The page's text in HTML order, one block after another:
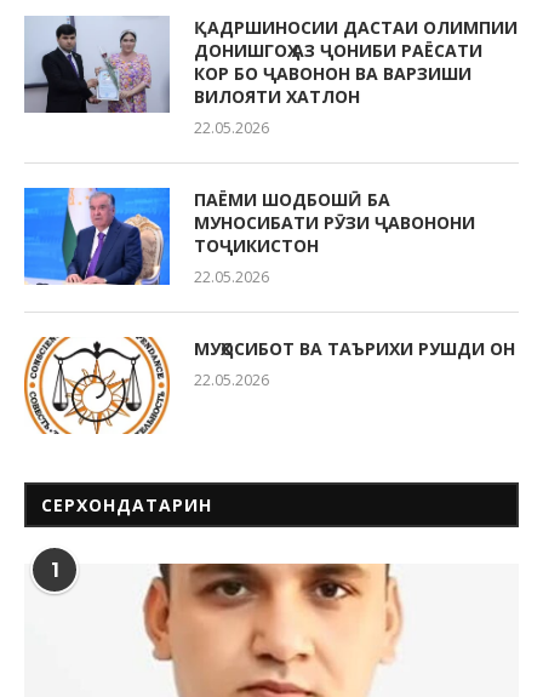
ҚАДРШИНОСИИ ДАСТАИ ОЛИМПИИ
ДОНИШГОҲ АЗ ҶОНИБИ РАЁСАТИ
КОР БО ҶАВОНОН ВА ВАРЗИШИ
ВИЛОЯТИ ХАТЛОН
22.05.2026
ПАЁМИ ШОДБОШӢ БА
МУНОСИБАТИ РӮЗИ ҶАВОНОНИ
ТОҶИКИСТОН
22.05.2026
МУҲОСИБОТ ВА ТАЪРИХИ РУШДИ ОН
22.05.2026
СЕРХОНДАТАРИН
1